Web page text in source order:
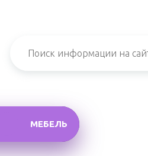
МЕБЕЛЬ